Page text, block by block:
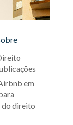
em
do direito